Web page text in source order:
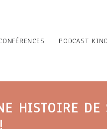
PODCAST
HISTOIRE DE